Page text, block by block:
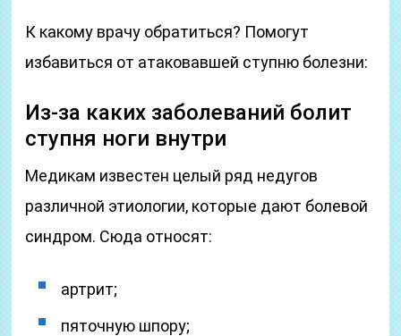
К какому врачу обратиться? Помогут
избавиться от атаковавшей ступню болезни:
Из-за каких заболеваний болит
ступня ноги внутри
Медикам известен целый ряд недугов
различной этиологии, которые дают болевой
синдром. Сюда относят:
артрит;
пяточную шпору;